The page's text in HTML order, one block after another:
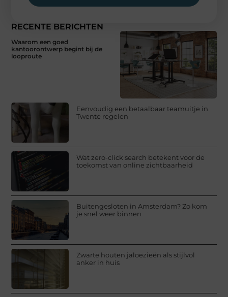
RECENTE BERICHTEN
Waarom een goed
kantoorontwerp begint bij de
looproute
Eenvoudig een betaalbaar teamuitje in
Twente regelen
Wat zero-click search betekent voor de
toekomst van online zichtbaarheid
Buitengesloten in Amsterdam? Zo kom
je snel weer binnen
Zwarte houten jaloezieën als stijlvol
anker in huis